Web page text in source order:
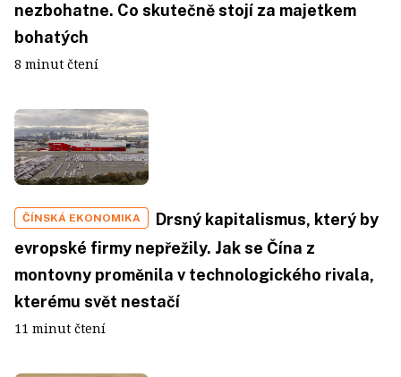
nezbohatne. Co skutečně stojí za majetkem
bohatých
8 minut čtení
ČÍNSKÁ EKONOMIKA
Drsný kapitalismus, který by
evropské firmy nepřežily. Jak se Čína z
montovny proměnila v technologického rivala,
kterému svět nestačí
11 minut čtení